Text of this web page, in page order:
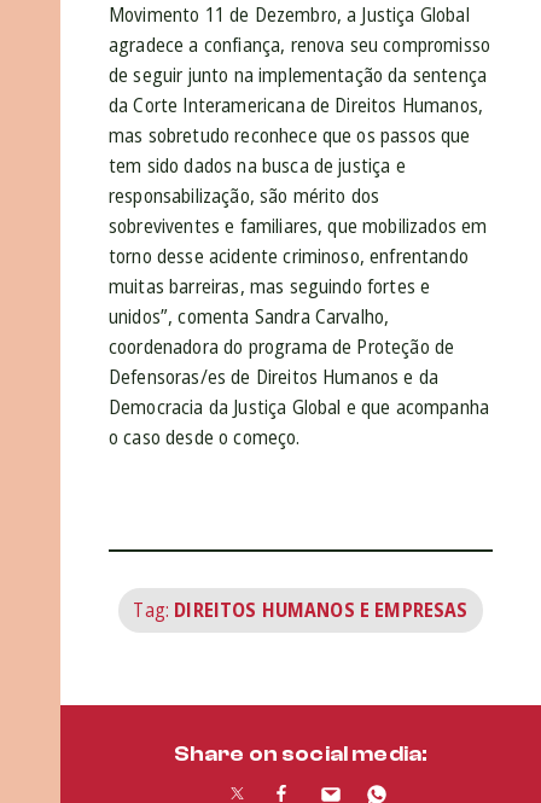
Movimento 11 de Dezembro, a Justiça Global
agradece a confiança, renova seu compromisso
de seguir junto na implementação da sentença
da Corte Interamericana de Direitos Humanos,
mas sobretudo reconhece que os passos que
tem sido dados na busca de justiça e
responsabilização, são mérito dos
sobreviventes e familiares, que mobilizados em
torno desse acidente criminoso, enfrentando
muitas barreiras, mas seguindo fortes e
unidos”, comenta Sandra Carvalho,
coordenadora do programa de Proteção de
Defensoras/es de Direitos Humanos e da
Democracia da Justiça Global e que acompanha
o caso desde o começo.
Tag: DIREITOS HUMANOS E EMPRESAS
Share on social media: